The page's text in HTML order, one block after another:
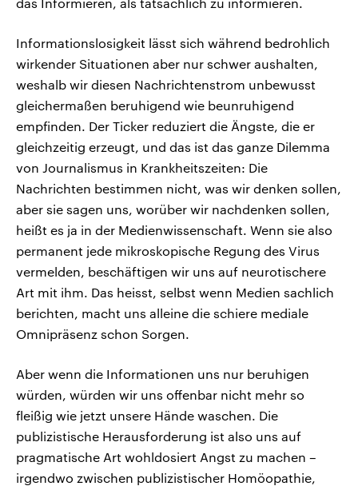
das Informieren, als tatsächlich zu informieren.
Informationslosigkeit lässt sich während bedrohlich
wirkender Situationen aber nur schwer aushalten,
weshalb wir diesen Nachrichtenstrom unbewusst
gleichermaßen beruhigend wie beunruhigend
empfinden. Der Ticker reduziert die Ängste, die er
gleichzeitig erzeugt, und das ist das ganze Dilemma
von Journalismus in Krankheitszeiten: Die
Nachrichten bestimmen nicht, was wir denken sollen,
aber sie sagen uns, worüber wir nachdenken sollen,
heißt es ja in der Medienwissenschaft. Wenn sie also
permanent jede mikroskopische Regung des Virus
vermelden, beschäftigen wir uns auf neurotischere
Art mit ihm. Das heisst, selbst wenn Medien sachlich
berichten, macht uns alleine die schiere mediale
Omnipräsenz schon Sorgen.
Aber wenn die Informationen uns nur beruhigen
würden, würden wir uns offenbar nicht mehr so
fleißig wie jetzt unsere Hände waschen. Die
publizistische Herausforderung ist also uns auf
pragmatische Art wohldosiert Angst zu machen –
irgendwo zwischen publizistischer Homöopathie,